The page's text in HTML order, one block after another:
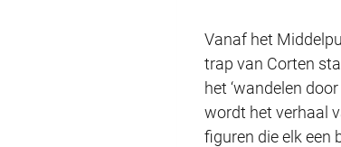
Vanaf het
trap van Corten
het ‘wandelen
wordt het verhaal
figuren die elk een